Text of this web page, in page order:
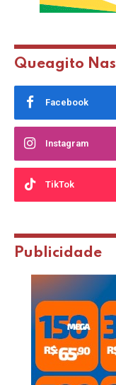
Queagito Nas
Facebook
Instagram
TikTok
Publicidade